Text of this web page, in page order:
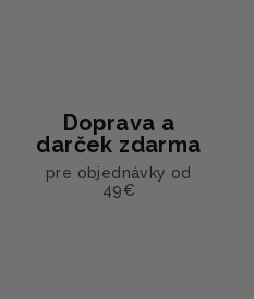
Doprava a
darček zdarma
pre objednávky od
49€